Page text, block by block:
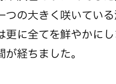
つの大きく咲いてい
更に全てを鮮やかに
が経ちました。